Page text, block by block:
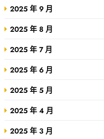
2025 年 9 月
2025 年 8 月
2025 年 7 月
2025 年 6 月
2025 年 5 月
2025 年 4 月
2025 年 3 月